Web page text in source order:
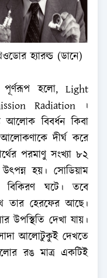
হ্যারল্ড (ডানে)
হলো, Light
Radiation ।
আলোক বিবর্ধন কিবা
দীর্ঘ করে
পরমাণু সংখ্যা ৮২
হয়। সোডিয়াম
ঘটে। তবে
তার হেরফের আছে।
উপস্থিতি দেখা যায়।
আলোটুকুই দেখতে
রঙ মাত্র একটিই